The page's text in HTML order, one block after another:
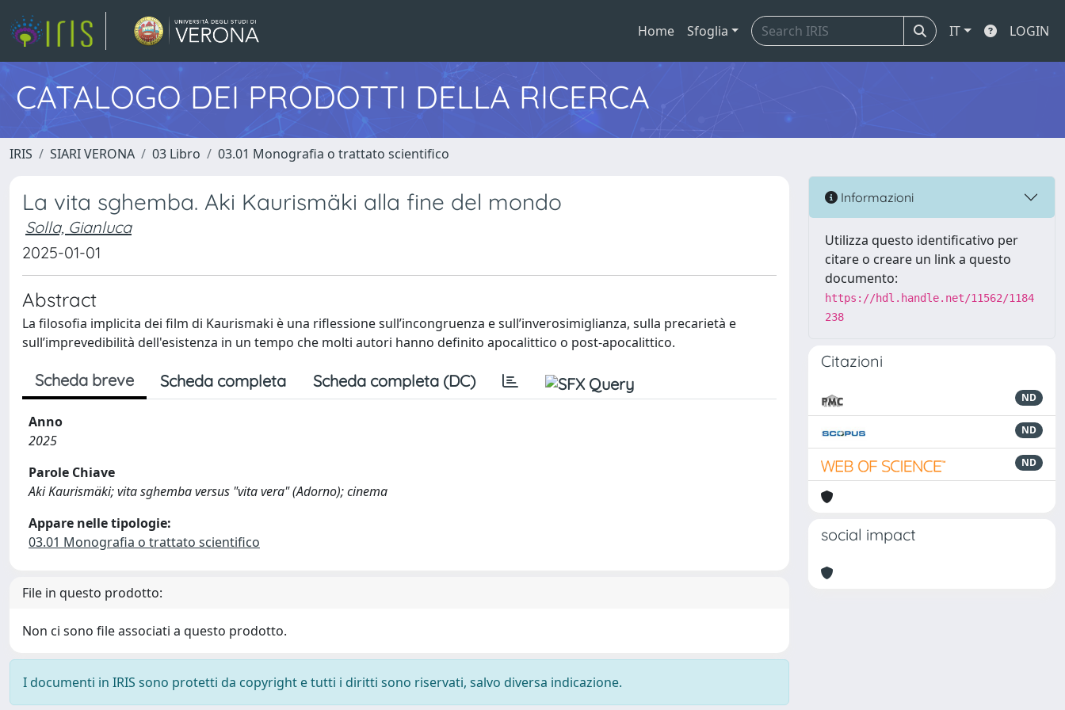
Home Sfoglia IT LOGIN
CATALOGO DEI PRODOTTI DELLA RICERCA
IRIS SIARI VERONA 03 Libro 03.01 Monografia o trattato scientifico
La vita sghemba. Aki Kaurismäki alla fine del mondo
Solla, Gianluca
2025-01-01
Abstract
La filosofia implicita dei film di Kaurismaki è una riflessione sull’incongruenza e sull’inverosimiglianza, sulla precarietà e
sull’imprevedibilità dell'esistenza in un tempo che molti autori hanno definito apocalittico o post-apocalittico.
Scheda breve Scheda completa Scheda completa (DC)
Anno
2025
Parole Chiave
Aki Kaurismäki; vita sghemba versus "vita vera" (Adorno); cinema
Appare nelle tipologie:
03.01 Monografia o trattato scientifico
File in questo prodotto:
Non ci sono file associati a questo prodotto.
I documenti in IRIS sono protetti da copyright e tutti i diritti sono riservati, salvo diversa indicazione.
Informazioni
Utilizza questo identificativo per
citare o creare un link a questo
documento:
https://hdl.handle.net/11562/1184
238
Citazioni
ND
ND
ND
social impact